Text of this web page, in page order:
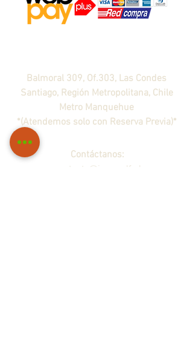
Balmoral 309, Of.303, Las Condes
Santiago, Región Metropolitana, Chile
​Metro Manquehue
*(Atendemos solo con Reserva Previa)*
Contáctanos:
contacto@ironwolf.cl